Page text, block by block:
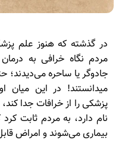
در گذشته که هنوز علم
مردم نگاه خرافی به
جادوگر یا ساحره می‌دیدند؛
میدانستند! در این
پزشکی را از خرافات جدا
نام دارد، به مردم ثابت
بیماری می‌شوند و امراض